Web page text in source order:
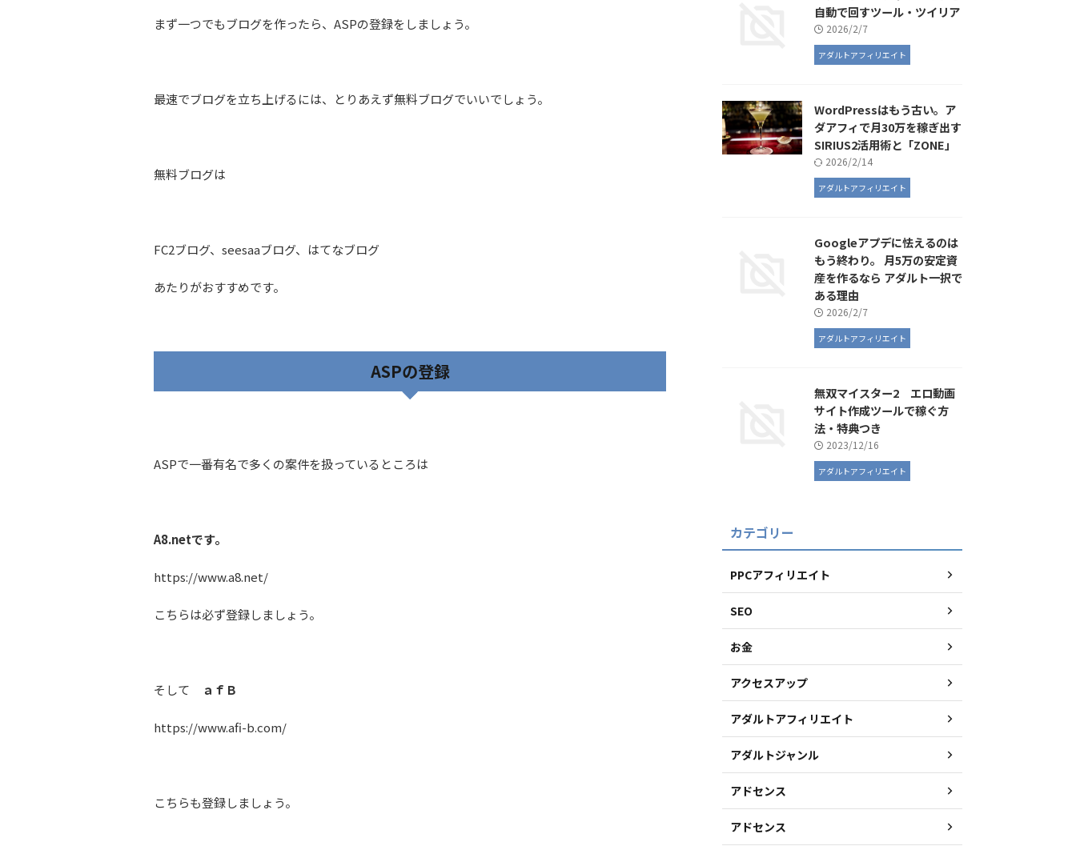
まず一つでもブログを作ったら、ASPの登録をしましょう。
最速でブログを立ち上げるには、とりあえず無料ブログでいいでしょう。
無料ブログは
FC2ブログ、seesaaブログ、はてなブログ
あたりがおすすめです。
ASPの登録
ASPで一番有名で多くの案件を扱っているところは
A8.netです。
https://www.a8.net/
こちらは必ず登録しましょう。
そして ａｆＢ
https://www.afi-b.com/
こちらも登録しましょう。
自動で回すツール・ツイリア
2026/2/7
アダルトアフィリエイト
WordPressはもう古い。ア
ダアフィで月30万を稼ぎ出す
SIRIUS2活用術と「ZONE」
2026/2/14
アダルトアフィリエイト
Googleアプデに怯えるのは
もう終わり。 月5万の安定資
産を作るなら アダルト一択で
ある理由
2026/2/7
アダルトアフィリエイト
無双マイスター2 エロ動画
サイト作成ツールで稼ぐ方
法・特典つき
2023/12/16
アダルトアフィリエイト
カテゴリー
PPCアフィリエイト
SEO
お金
アクセスアップ
アダルトアフィリエイト
アダルトジャンル
アドセンス
アドセンス